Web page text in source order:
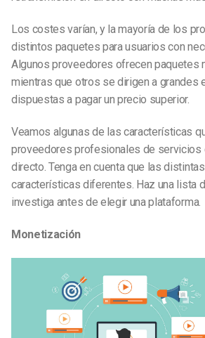
Los costes varían, y la mayoría de los
distintos paquetes para usuarios con
Algunos proveedores ofrecen paquetes
mientras que otros se dirigen a grandes
dispuestas a pagar un precio superior.
Veamos algunas de las características
proveedores profesionales de servicios
directo. Tenga en cuenta que las
características diferentes. Haz una lista
investiga antes de elegir una plataforma.
Monetización